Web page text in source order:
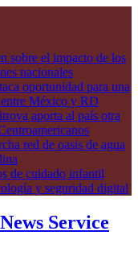
sobre el impacto de los
nacionales
oportunidad para una
México y RD
aporta al país otra
red de oasis de agua
de cuidado infantil
y seguridad digital
Service